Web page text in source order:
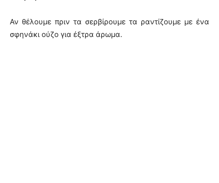
Αν θέλουμε πριν τα σερβίρουμε τα ραντίζουμε με ένα
σφηνάκι ούζο για έξτρα άρωμα.